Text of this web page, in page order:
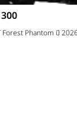
Phantom ปี